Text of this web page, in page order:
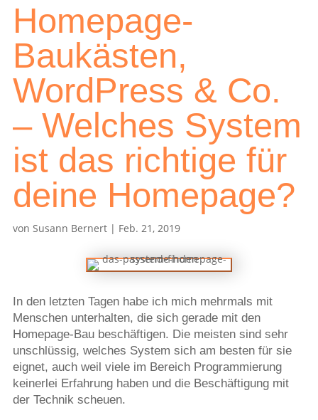
Homepage-
Baukästen,
WordPress & Co.
– Welches System
ist das richtige für
deine Homepage?
von Susann Bernert| Feb. 21, 2019
In den letzten Tagen habe ich mich mehrmals mit
Menschen unterhalten, die sich gerade mit den
Homepage-Bau beschäftigen. Die meisten sind sehr
unschlüssig, welches System sich am besten für sie
eignet, auch weil viele im Bereich Programmierung
keinerlei Erfahrung haben und die Beschäftigung mit
der Technik scheuen.